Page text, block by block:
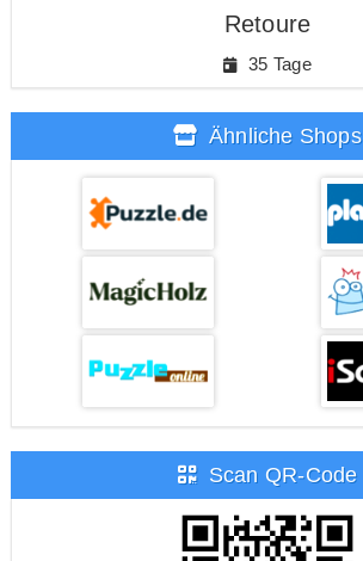
Retoure
35 Tage
Ähnliche Shops
Scan QR-Code